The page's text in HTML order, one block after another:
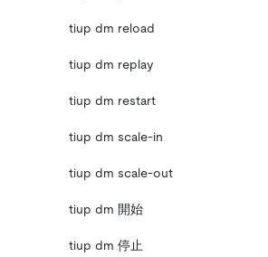
tiup dm reload
tiup dm replay
tiup dm restart
tiup dm scale-in
tiup dm scale-out
tiup dm 開始
tiup dm 停止